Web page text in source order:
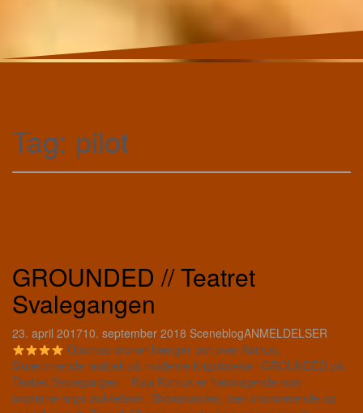
Tag: pilot
GROUNDED // Teatret
Svalegangen
23. april 201710. september 2018 SceneblogANMELDELSER
Obamas droner hænger lavt over Aarhus.
Skræmmende realtjek på moderne krigsførelse i GROUNDED på
Teatret Svalegangen – Kaja Kamuk er fremragende som
moderne krigs-dukkefører. Showmanden, den charmerende og